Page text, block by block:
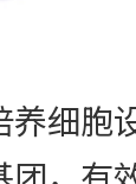
细胞